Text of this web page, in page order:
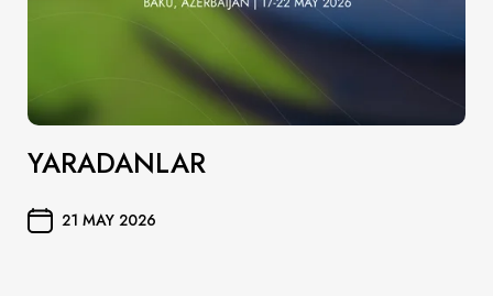
YARADANLAR
21 MAY 2026